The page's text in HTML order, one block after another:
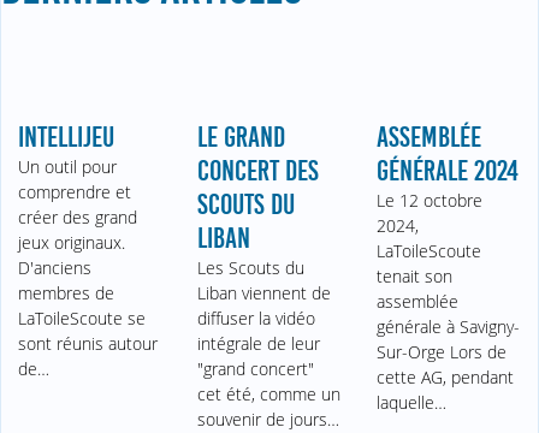
INTELLIJEU
Un outil pour
comprendre et
créer des grand
jeux originaux.
D'anciens
membres de
LaToileScoute se
sont réunis autour
de…
LE GRAND
CONCERT DES
SCOUTS DU
LIBAN
Les Scouts du
Liban viennent de
diffuser la vidéo
intégrale de leur
"grand concert"
cet été, comme un
souvenir de jours…
ASSEMBLÉE
GÉNÉRALE 2024
Le 12 octobre
2024,
LaToileScoute
tenait son
assemblée
générale à Savigny-
Sur-Orge Lors de
cette AG, pendant
laquelle…